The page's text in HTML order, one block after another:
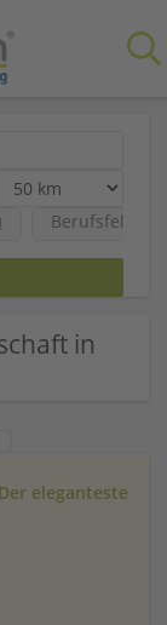
Berufsfeld
in
eleganteste